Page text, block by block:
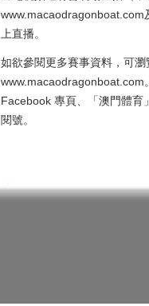
www.macaodragonboat.com
上直播。
如欲參閱更多賽事資料，可
www.macaodragonboat.com
Facebook 專頁、「澳門體育
閱號。